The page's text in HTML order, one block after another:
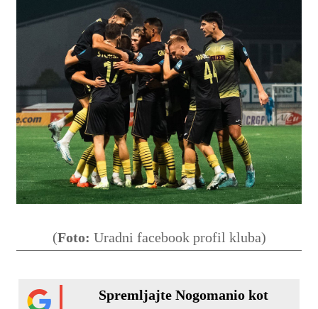
(Foto: Uradni facebook profil kluba)
Spremljajte Nogomanio kot